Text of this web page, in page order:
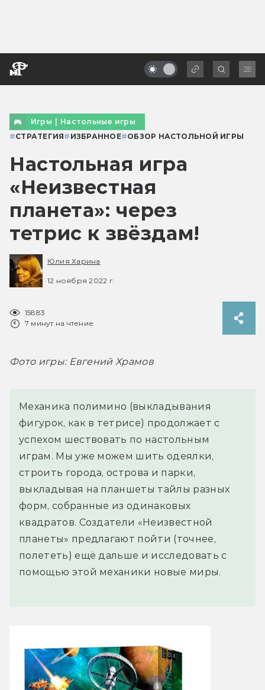
Игры | Настольные игры
#СТРАТЕГИЯ# ИЗБРАННОЕ#ОБЗОР НАСТОЛЬНОЙ ИГРЫ
Настольная игра
«Неизвестная
планета»: через
тетрис к звёздам!
Юлия Харина
12 ноября 2022 г.
15883
7 минут на чтение
Фото игры: Евгений Храмов
Механика полимино (выкладывания
фигурок, как в тетрисе) продолжает с
успехом шествовать по настольным
играм. Мы уже можем шить одеялки,
строить города, острова и парки,
выкладывая на планшеты тайлы разных
форм, собранные из одинаковых
квадратов. Создатели «Неизвестной
планеты» предлагают пойти (точнее,
полететь) ещё дальше и исследовать с
помощью этой механики новые миры.